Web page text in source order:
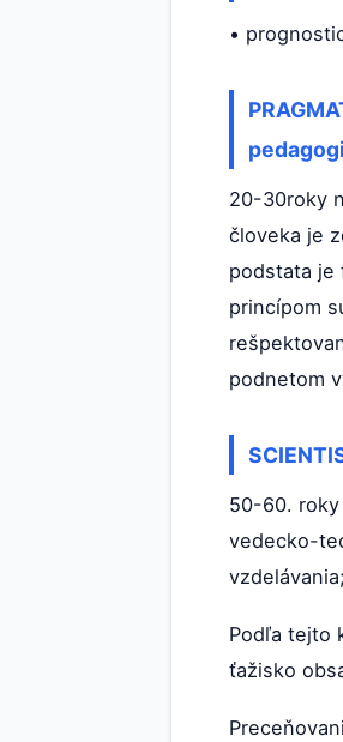
•
20-30roky
človeka je
podstata je
princípom
podnetom
50-60. roky
vedecko-
Podľa tejto
ťažisko